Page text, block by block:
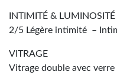
INTIMITÉ & LUMINOSITÉ
2/5 Légère intimité –
VITRAGE
Vitrage double avec